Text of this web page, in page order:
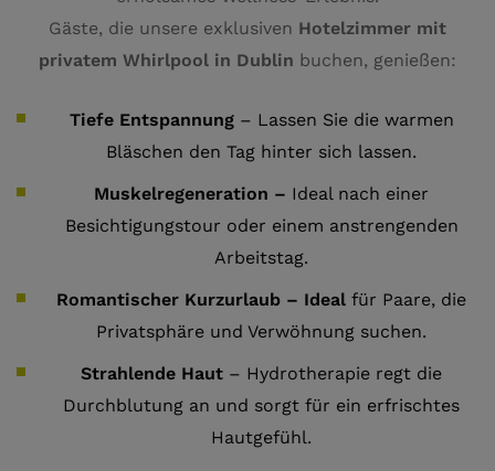
Gäste, die unsere exklusiven Hotelzimmer mit
privatem Whirlpool in Dublin buchen, genießen:
Tiefe Entspannung– Lassen Sie die warmen
Bläschen den Tag hinter sich lassen.
Muskelregeneration – Ideal nach einer
Besichtigungstour oder einem anstrengenden
Arbeitstag.
Romantischer Kurzurlaub – Ideal für Paare, die
Privatsphäre und Verwöhnung suchen.
Strahlende Haut – Hydrotherapie regt die
Durchblutung an und sorgt für ein erfrischtes
Hautgefühl.